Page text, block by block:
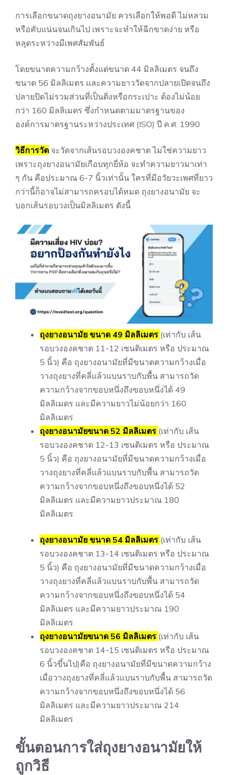
การเลือกขนาดถุงยางอนามัย ควรเลือกให้พอดี ไม่หลวม
หรือคับแน่นจนเกินไป เพราะจะทำให้ฉีกขาดง่าย หรือ
หลุดระหว่างมีเพศสัมพันธ์
โดยขนาดความกว้างตั้งแต่ขนาด 44 มิลลิเมตร จนถึง
ขนาด 56 มิลลิเมตร และความยาววัดจากปลายเปิดจนถึง
ปลายปิดไม่รวมส่วนที่เป็นติ่งหรือกระเปาะ ต้องไม่น้อย
กว่า 160 มิลลิเมตร ซึ่งกำหนดตามมาตรฐานของ
องค์การมาตรฐานระหว่างประเทศ (ISO) ปี ค.ศ. 1990
วิธีการวัด จะวัดจากเส้นรอบวงองคชาต ไม่ใช่ความยาว
เพราะถุงยางอนามัยเกือบทุกยี่ห้อ จะทำความยาวมาเท่า
ๆ กัน คือประมาณ 6-7 นิ้วเท่านั้น ใครที่มีอวัยวะเพศที่ยาว
กว่านี้ก็อาจไม่สามารถครอบได้หมด ถุงยางอนามัย จะ
บอกเส้นรอบวงเป็นมิลลิเมตร ดังนี้
ถุงยางอนามัย ขนาด 49 มิลลิเมตร (เท่ากับ เส้น
รอบวงองคชาต 11-12 เซนติเมตร หรือ ประมาณ
5 นิ้ว) คือ ถุงยางอนามัยที่มีขนาดความกว้างเมื่อ
วางถุงยางที่คลี่แล้วแบนราบกับพื้น สามารถวัด
ความกว้างจากขอบหนึ่งถึงขอบหนึ่งได้ 49
มิลลิเมตร และมีความยาวไม่น้อยกว่า 160
มิลลิเมตร
ถุงยางอนามัยขนาด 52 มิลลิเมตร (เท่ากับ เส้น
รอบวงองคชาต 12-13 เซนติเมตร หรือ ประมาณ
5 นิ้ว) คือ ถุงยางอนามัยที่มีขนาดความกว้างเมื่อ
วางถุงยางที่คลี่แล้วแบนราบกับพื้น สามารถวัด
ความกว้างจากขอบหนึ่งถึงขอบหนึ่งได้ 52
มิลลิเมตร และมีความยาวประมาณ 180
มิลลิเมตร
ถุงยางอนามัย ขนาด 54 มิลลิเมตร (เท่ากับ เส้น
รอบวงองคชาต 13-14 เซนติเมตร หรือ ประมาณ
5 นิ้ว) คือ ถุงยางอนามัยที่มีขนาดความกว้างเมื่อ
วางถุงยางที่คลี่แล้วแบนราบกับพื้น สามารถวัด
ความกว้างจากขอบหนึ่งถึงขอบหนึ่งได้ 54
มิลลิเมตร และมีความยาวประมาณ 190
มิลลิเมตร
ถุงยางอนามัยขนาด 56 มิลลิเมตร (เท่ากับ เส้น
รอบวงองคชาต 14-15 เซนติเมตร หรือ ประมาณ
6 นิ้วขึ้นไป)คือ ถุงยางอนามัยที่มีขนาดความกว้าง
เมื่อวางถุงยางที่คลี่แล้วแบนราบกับพื้น สามารถวัด
ความกว้างจากขอบหนึ่งถึงขอบหนึ่งได้ 56
มิลลิเมตร และมีความยาวประมาณ 214
มิลลิเมตร
ขั้นตอนการใส่ถุงยางอนามัยให้
ถูกวิธี